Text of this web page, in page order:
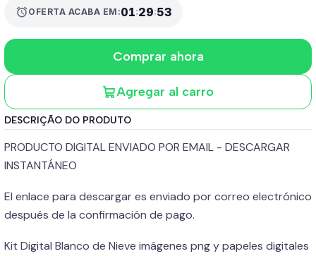
alarmOFERTA ACABA EM:01:29:53
Agregar al carro
Comprar ahora
DESCRIÇÃO DO PRODUTO
PRODUCTO DIGITAL ENVIADO POR EMAIL - DESCARGAR
INSTANTÁNEO
El enlace para descargar es enviado por correo electrónico
después de la confirmación de pago.
Kit Digital Blanco de Nieve imágenes png y papeles digitales